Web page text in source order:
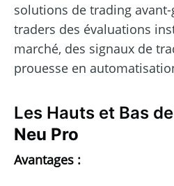
solutions de trading
traders des évaluations
marché, des signaux de
prouesse en
Les Hauts et Bas de
Neu Pro
Avantages :